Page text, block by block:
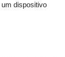
dispositivo